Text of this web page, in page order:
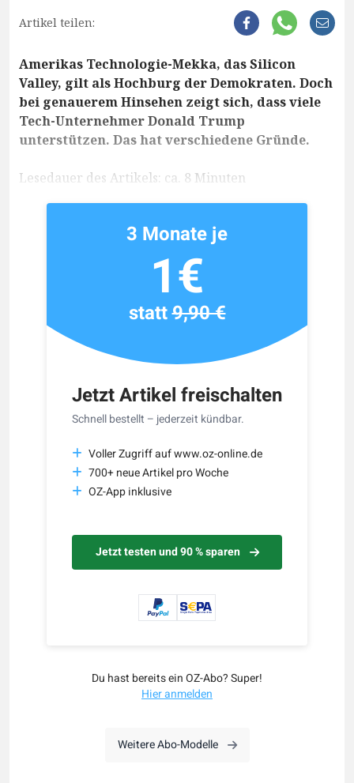
Artikel teilen:
Amerikas Technologie-Mekka, das Silicon
Valley, gilt als Hochburg der Demokraten. Doch
bei genauerem Hinsehen zeigt sich, dass viele
Tech-Unternehmer Donald Trump
unterstützen. Das hat verschiedene Gründe.
Lesedauer des Artikels: ca. 8 Minuten
Jetzt Artikel freischalten
Schnell bestellt – jederzeit kündbar.
Voller Zugriff auf www.oz-online.de
700+ neue Artikel pro Woche
OZ-App inklusive
Jetzt testen und 90 % sparen
3 Monate je
1€
statt9,90 €
Du hast bereits ein OZ-Abo? Super!
Hier anmelden
Weitere Abo-Modelle